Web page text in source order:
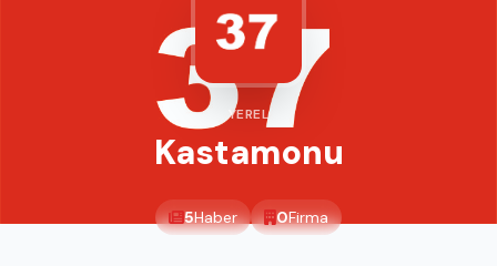
YEREL
Kastamonu
5Haber 0Firma